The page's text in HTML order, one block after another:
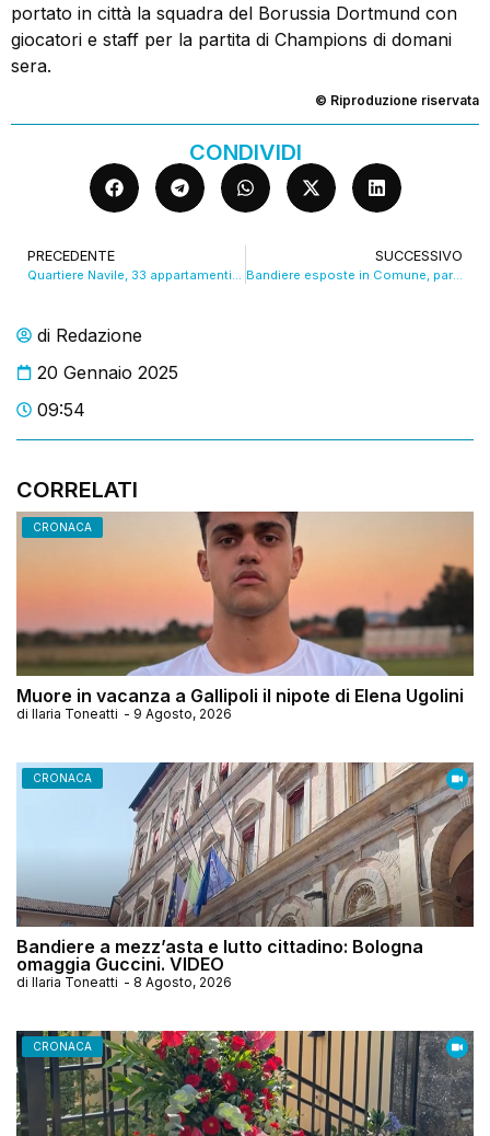
di Redazione
20 Gennaio 2025
09:54
CORRELATI
CRONACA
Muore in vacanza a Gallipoli il nipote di Elena Ugolini
di Ilaria Toneatti - 9 Agosto, 2026
CRONACA
Bandiere a mezz’asta e lutto cittadino: Bologna
omaggia Guccini. VIDEO
di Ilaria Toneatti - 8 Agosto, 2026
CRONACA
portato in città la squadra del Borussia Dortmund con
giocatori e staff per la partita di Champions di domani
sera.
© Riproduzione riservata
CONDIVIDI
PRECEDENTE
Quartiere Navile, 33 appartamenti all’ex mercato ortofrutticolo
SUCCESSIVO
Bandiere esposte in Comune, pareri contrastanti